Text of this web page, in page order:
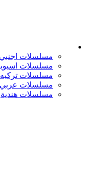
مسلسلات اجنبي
مسلسلات
مسلسلات تركيه
مسلسلات عربي
مسلسلات هندية